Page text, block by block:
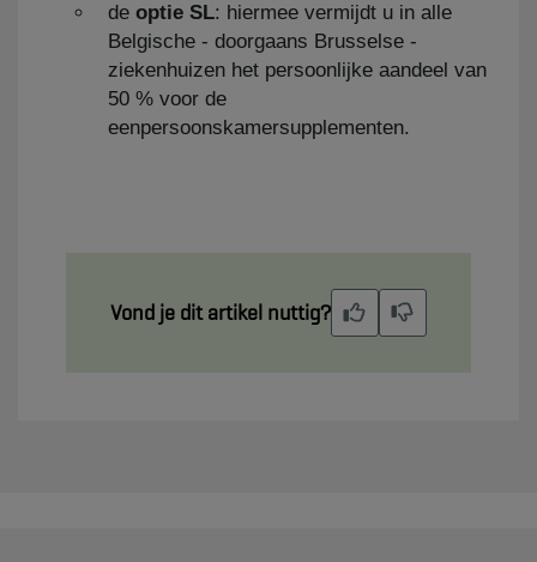
de optie SL: hiermee vermijdt u in alle
Belgische - doorgaans Brusselse -
ziekenhuizen het persoonlijke aandeel van
50 % voor de
eenpersoonskamersupplementen.
Vond je dit artikel nuttig?